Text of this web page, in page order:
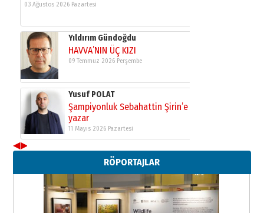
03 Ağustos 2026 Pazartesi
Yıldırım Gündoğdu
HAVVA’NIN ÜÇ KIZI
09 Temmuz 2026 Perşembe
Yusuf POLAT
Şampiyonluk Sebahattin Şirin’e
yazar
11 Mayıs 2026 Pazartesi
Neşat YALÇIN
Paranın Aile Kültüründeki Yeri
03 Ağustos 2026 Pazartesi
Yıldırım Gündoğdu
◀▶
RÖPORTAJLAR